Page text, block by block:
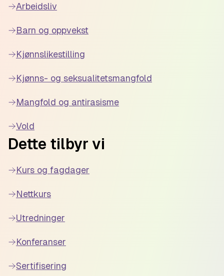
Arbeidsliv
Barn og oppvekst
Kjønnslikestilling
Kjønns- og seksualitetsmangfold
Mangfold og antirasisme
Vold
Dette tilbyr vi
Kurs og fagdager
Nettkurs
Utredninger
Konferanser
Sertifisering